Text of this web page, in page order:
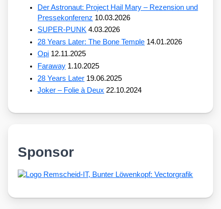
Der Astronaut: Project Hail Mary – Rezension und
Pressekonferenz 10.03.2026
SUPER-PUNK 4.03.2026
28 Years Later: The Bone Temple 14.01.2026
Opi 12.11.2025
Faraway 1.10.2025
28 Years Later 19.06.2025
Joker – Folie à Deux 22.10.2024
Sponsor